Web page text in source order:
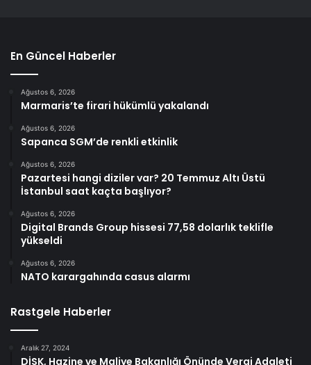
En Güncel Haberler
Ağustos 6, 2026
Marmaris’te firari hükümlü yakalandı
Ağustos 6, 2026
Sapanca SGM’de renkli etkinlik
Ağustos 6, 2026
Pazartesi hangi diziler var? 20 Temmuz Altı Üstü
İstanbul saat kaçta başlıyor?
Ağustos 6, 2026
Digital Brands Group hissesi 77,58 dolarlık teklifle
yükseldi
Ağustos 6, 2026
NATO karargahında casus alarmı
Rastgele Haberler
Aralık 27, 2024
DİSK, Hazine ve Maliye Bakanlığı Önünde Vergi Adaleti